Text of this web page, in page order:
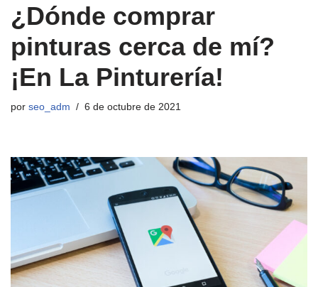
¿Dónde comprar
pinturas cerca de mí?
¡En La Pinturería!
por seo_adm 6 de octubre de 2021